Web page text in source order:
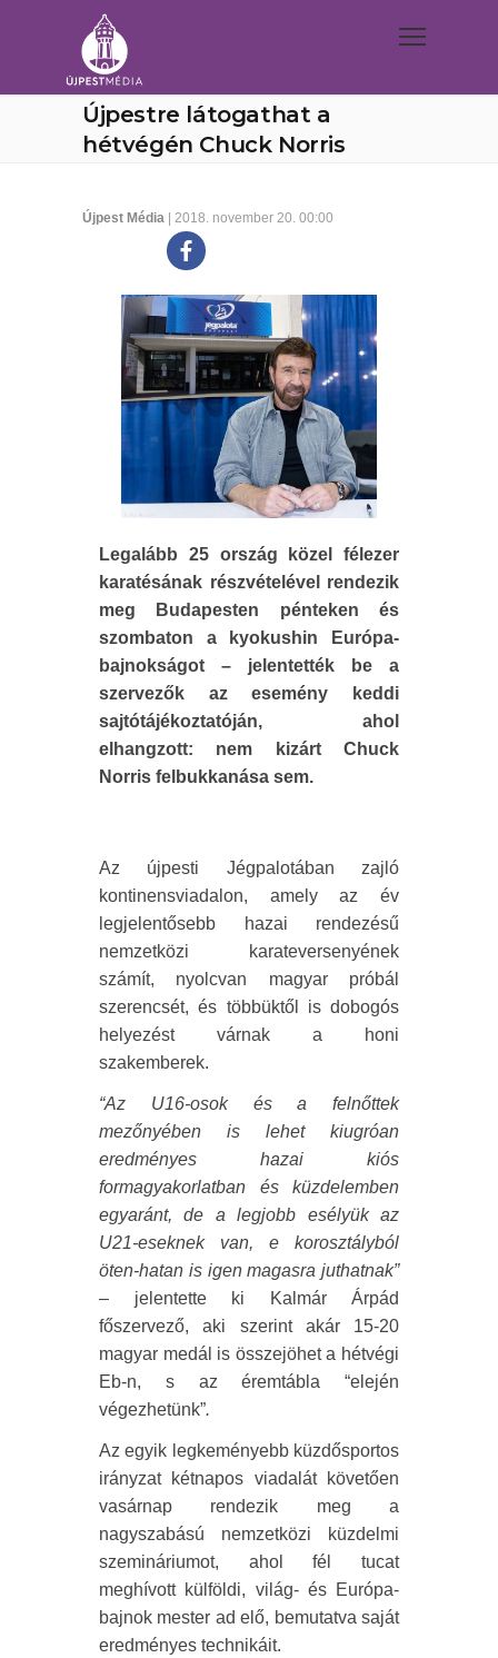
Újpestre látogathat a
hétvégén Chuck Norris
Újpest Média | 2018. november 20. 00:00
Legalább 25 ország közel félezer
karatésának részvételével rendezik
meg Budapesten pénteken és
szombaton a kyokushin Európa-
bajnokságot – jelentették be a
szervezők az esemény keddi
sajtótájékoztatóján, ahol
elhangzott: nem kizárt Chuck
Norris felbukkanása sem.
Az újpesti Jégpalotában zajló
kontinensviadalon, amely az év
legjelentősebb hazai rendezésű
nemzetközi karateversenyének
számít, nyolcvan magyar próbál
szerencsét, és többüktől is dobogós
helyezést várnak a honi
szakemberek.
“Az U16-osok és a felnőttek
mezőnyében is lehet kiugróan
eredményes hazai kiós
formagyakorlatban és küzdelemben
egyaránt, de a legjobb esélyük az
U21-eseknek van, e korosztályból
öten-hatan is igen magasra juthatnak”
– jelentette ki Kalmár Árpád
főszervező, aki szerint akár 15-20
magyar medál is összejöhet a hétvégi
Eb-n, s az éremtábla “elején
végezhetünk”.
Az egyik legkeményebb küzdősportos
irányzat kétnapos viadalát követően
vasárnap rendezik meg a
nagyszabású nemzetközi küzdelmi
szemináriumot, ahol fél tucat
meghívott külföldi, világ- és Európa-
bajnok mester ad elő, bemutatva saját
eredményes technikáit.